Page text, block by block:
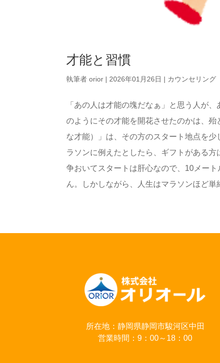
才能と習慣
執筆者orior |2026年01月26日 | カウンセリング
「あの人は才能の塊だなぁ」と思う人が
のようにその才能を開花させたのかは、
な才能）」は、その方のスタート地点を
ラソンに例えたとしたら、ギフトがある
争おいてスタートは肝心なので、10メー
ん。しかしながら、人生はマラソンほど単
所在地：静岡県静岡市駿河区中田
営業時間：9：00～18：00